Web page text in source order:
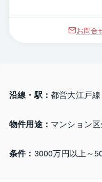
お問合
沿線・駅： 都営大江戸
物件用途： マンション
条件： 3000万円以上～